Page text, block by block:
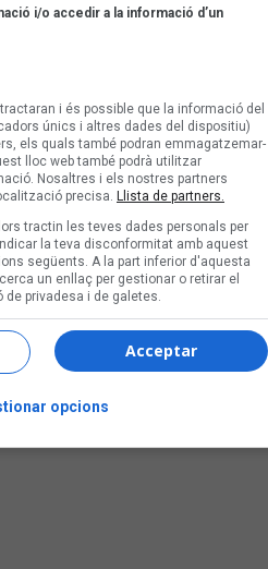
i/o accedir a la informació d’un
i és possible que la informació del
únics i altres dades del dispositiu)
els quals també podran emmagatzemar-
lloc web també podrà utilitzar
Nosaltres i els nostres partners
precisa. Llista de partners.
tractin les teves dades personals per
la teva disconformitat amb aquest
següents. A la part inferior d'aquesta
un enllaç per gestionar o retirar el
privadesa i de galetes.
Acceptar
opcions